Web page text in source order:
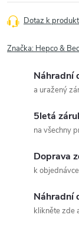
Dotaz k
Značka: Hepco &
Náhradní
a uražený
5letá
na všechny
Doprava
k
Náhradní
klikněte zde